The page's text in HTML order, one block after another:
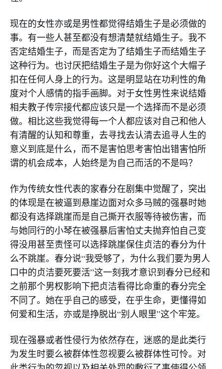
现在的女性亦或是男性都觉得结婚生子是必须做的
事。有一些人甚至都没有想清楚就结婚生子。我不
否定结婚生子，而是否定为了结婚生子而结婚生子
这种行为。也讨厌把结婚生子是为你好这个大帽子
扣在任何人身上的行为。这是明显站在功利性的角
度对个人感情的指手画脚。对于女性男性来说结婚
相夫教子传宗接代都应该只是一个选择而不是必须
做。相比这些我觉得每一个人都应该对自己和他人
有清醒的认知和尊重，去寻找去认清去追寻人生的
意义到底是什么，而不是害怕思考害怕出错害怕所
谓的机会成本，人始终是为自己而活的不是吗？
作为传统女性代表的家春分在剧集中觉醒了，突出
的体现是在被逼到悬崖边面对众多马贼的强暴时她
都没有选择跳崖而是自己撕开衣服等待被伤害，而
与她同行的小琴在被强暴后害怕丈夫抛弃怕自己变
得没用甚至责怪可以选择跳崖保住贞洁的春分为什
么不跳崖。春分说“我受够了，为什么我们要为男人
口中的贞洁要死要活”这一刻我才意识到春分已经和
之前那个男权影响下把贞洁看得比命重的春分完全
不同了。她在乎自己的感受，在乎生命，更懂得如
何爱和生活，亦或是挣脱出“别人眼里”这个牢笼。
现在强暴或者性侵行为依然存在，迷惑的是此类行
为发生时要么被群体性忽视要么被群体性可怜。对